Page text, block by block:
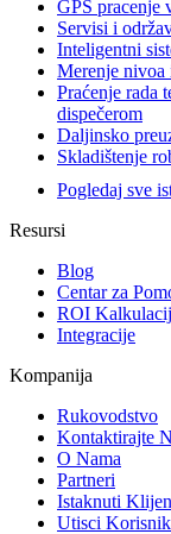
GPS pracenje
Servisi i
Inteligentni
Merenje nivoa
Praćenje rada
dispečerom
Daljinsko
Skladištenje
Pogledaj sve
Resursi
Blog
Centar za
ROI
Integracije
Kompanija
Rukovodstvo
Kontaktirajte
O Nama
Partneri
Istaknuti
Utisci